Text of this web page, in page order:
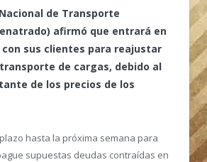
de Transporte
afirmó que entrará en
sus clientes para reajustar
de cargas, debido al
de los precios de los
hasta la próxima semana para
supuestas deudas contraídas en